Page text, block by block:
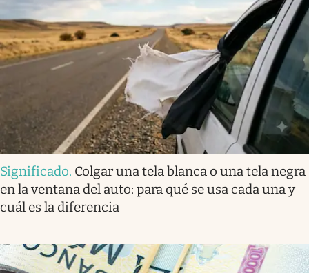
Significado. Colgar una tela blanca o una tela negra
en la ventana del auto: para qué se usa cada una y
cuál es la diferencia